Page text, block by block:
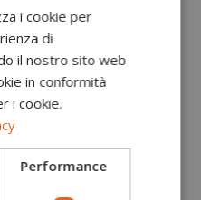
i cookie per
di
il nostro sito web
in conformità
i cookie.
Performance